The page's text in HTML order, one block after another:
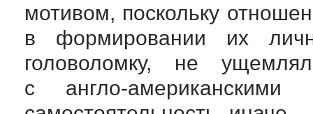
мотивом, поскольку
в формировании их
головоломку, не
с англо-американскими